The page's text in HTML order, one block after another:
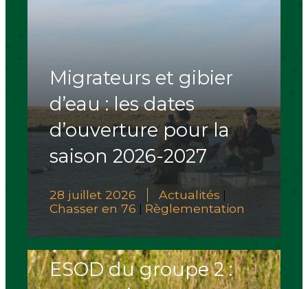
Migrateurs et gibier
d’eau : les dates
d’ouverture pour la
saison 2026-2027
28 juillet 2026 Actualités
Chasser en 76 Règlementation
ESOD du groupe 2 :